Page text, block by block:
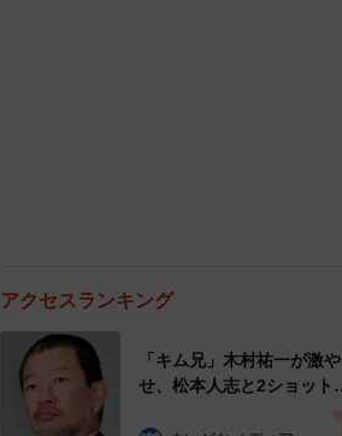
アクセスランキング
「キム兄」木村祐一が激や
せ、松本人志と2ショット